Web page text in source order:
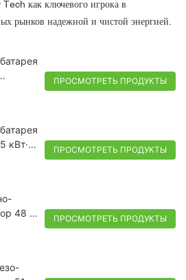
как ключевого игрока в
рынков надежной и чистой энергией.
ПРОСМОТРЕТЬ ПРОДУКТЫ
кВт·ч)
ПРОСМОТРЕТЬ ПРОДУКТЫ
48 В,
ПРОСМОТРЕТЬ ПРОДУКТЫ